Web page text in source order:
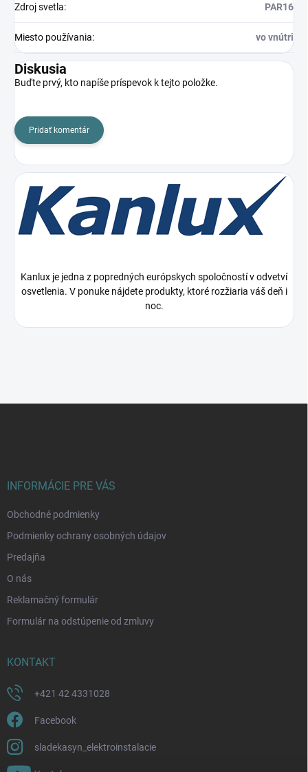
Zdroj svetla: PAR16
Miesto používania: vo vnútri
Diskusia
Buďte prvý, kto napíše príspevok k tejto položke.
Pridať komentár
Kanlux je jedna z popredných európskych spoločností v odvetví
osvetlenia. V ponuke nájdete produkty, ktoré rozžiaria váš deň i
noc.
INFORMÁCIE PRE VÁS
Obchodné podmienky
Podmienky ochrany osobných údajov
Predajňa
O nás
Reklamačný formulár
Formulár na odstúpenie od zmluvy
KONTAKT
+421 42 4331028
Facebook
sladekasyn_elektroinstalacie